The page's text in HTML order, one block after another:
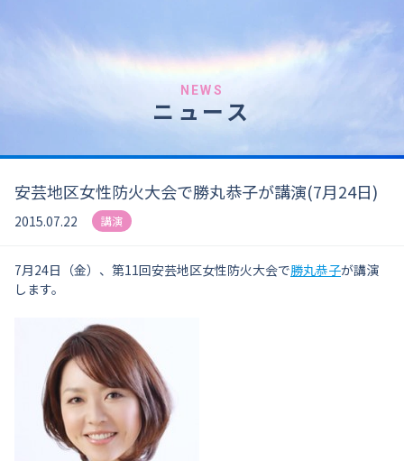
NEWS
ニュース
安芸地区女性防火大会で勝丸恭子が講演(7月24日)
2015.07.22 講演
7月24日（金）、第11回安芸地区女性防火大会で勝丸恭子が講演
します。